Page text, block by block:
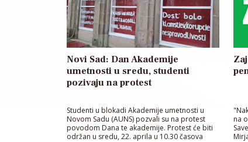
Novi Sad: Dan Akademije
umetnosti u sredu, studenti
pozivaju na protest
Studenti u blokadi Akademije umetnosti u
Novom Sadu (AUNS) pozvali su na protest
povodom Dana te akademije. Protest će biti
održan u sredu, 22. aprila u 10.30 časova
na